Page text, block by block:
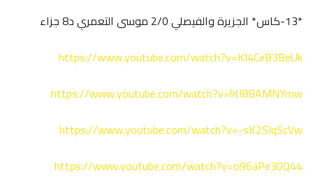
*13-كاس* الجزيرة والفيصلي 2/0 موسى التعمري د8 جزاء
https://www.youtube.com/watch?v=KI4CeB3BeUk
https://www.youtube.com/watch?v=lKI8BAMNYmw
https://www.youtube.com/watch?v=-sK2SIqScVw
https://www.youtube.com/watch?v=o96aPe30Q44